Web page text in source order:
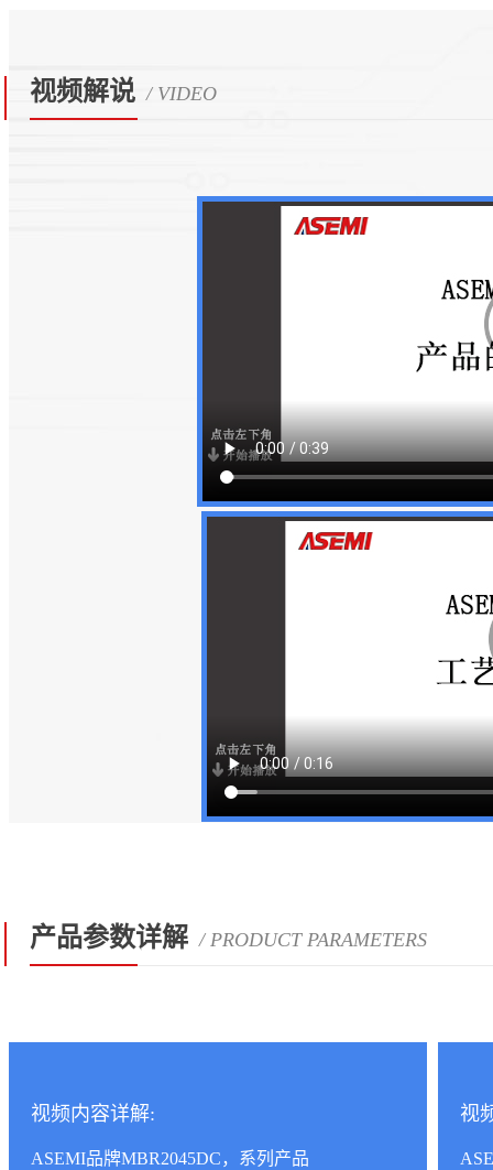
视频解说 / VIDEO
产品参数详解 / PRODUCT PARAMETERS
视频内容详解:
ASEMI品牌MBR2045DC，系列产品
视